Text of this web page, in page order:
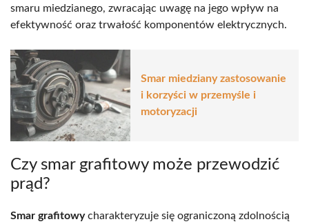
smaru miedzianego, zwracając uwagę na jego wpływ na
efektywność oraz trwałość komponentów elektrycznych.
Smar miedziany zastosowanie
i korzyści w przemyśle i
motoryzacji
Czy smar grafitowy może przewodzić
prąd?
Smar grafitowycharakteryzuje się ograniczoną zdolnością